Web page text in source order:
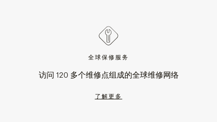
全球保修服务
访问 120 多个维修点组成的全球维修网络
了解更多